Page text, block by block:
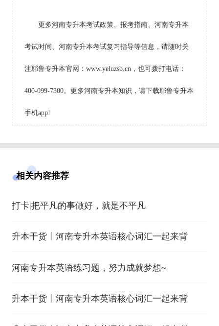
更多河南专升本考试政策、报考指南、河南专升本
考试时间、河南专升本考试复习指导等信息，请随时关
注耶鲁专升本官网：www.yeluzsb.cn，也可拨打电话：
400-099-7300。更多河南专升本知识，请下载耶鲁专升本
手机app!
相关内容推荐
打卡|把平凡的事做好，就是不平凡
升本干货丨河南专升本英语核心词汇一起来背
河南专升本英语练习题，努力成就梦想~
升本干货丨河南专升本英语核心词汇一起来背